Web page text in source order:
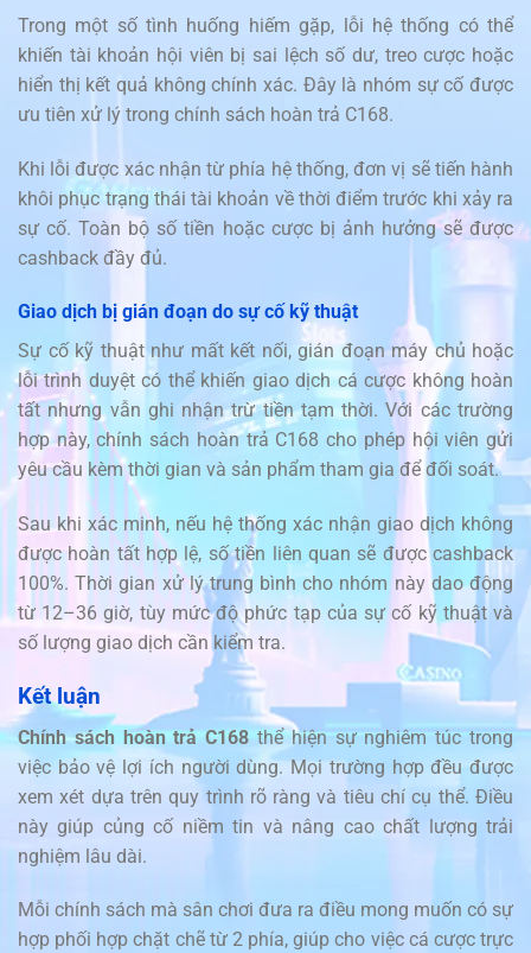
Trong một số tình huống hiếm gặp, lỗi hệ thống có thể
khiến tài khoản hội viên bị sai lệch số dư, treo cược hoặc
hiển thị kết quả không chính xác. Đây là nhóm sự cố được
ưu tiên xử lý trong chính sách hoàn trả C168.
Khi lỗi được xác nhận từ phía hệ thống, đơn vị sẽ tiến hành
khôi phục trạng thái tài khoản về thời điểm trước khi xảy ra
sự cố. Toàn bộ số tiền hoặc cược bị ảnh hưởng sẽ được
cashback đầy đủ.
Giao dịch bị gián đoạn do sự cố kỹ thuật
Sự cố kỹ thuật như mất kết nối, gián đoạn máy chủ hoặc
lỗi trình duyệt có thể khiến giao dịch cá cược không hoàn
tất nhưng vẫn ghi nhận trừ tiền tạm thời. Với các trường
hợp này, chính sách hoàn trả C168 cho phép hội viên gửi
yêu cầu kèm thời gian và sản phẩm tham gia để đối soát.
Sau khi xác minh, nếu hệ thống xác nhận giao dịch không
được hoàn tất hợp lệ, số tiền liên quan sẽ được cashback
100%. Thời gian xử lý trung bình cho nhóm này dao động
từ 12–36 giờ, tùy mức độ phức tạp của sự cố kỹ thuật và
số lượng giao dịch cần kiểm tra.
Kết luận
Chính sách hoàn trả C168 thể hiện sự nghiêm túc trong
việc bảo vệ lợi ích người dùng. Mọi trường hợp đều được
xem xét dựa trên quy trình rõ ràng và tiêu chí cụ thể. Điều
này giúp củng cố niềm tin và nâng cao chất lượng trải
nghiệm lâu dài.
Mỗi chính sách mà sân chơi đưa ra điều mong muốn có sự
hợp phối hợp chặt chẽ từ 2 phía, giúp cho việc cá cược trực